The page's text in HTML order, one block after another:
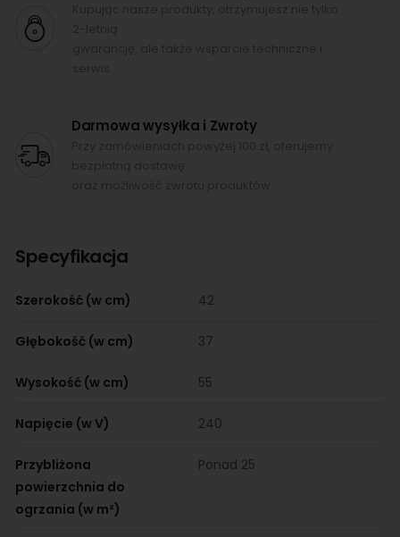
Darmowa wysyłka i Zwroty
Specyfikacja
Szerokość (w cm) 42
Głębokość (w cm) 37
Wysokość (w cm) 55
Napięcie (w V) 240
Przybliżona
powierzchnia do
ogrzania (w m²)
Ponad 25